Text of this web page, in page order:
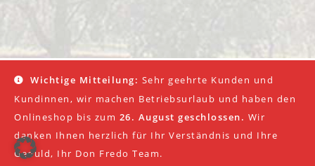
© 2026 Don Fredo |Impressum|AGB|Datenschutz
Wichtige Mitteilung: Sehr geehrte Kunden und
Kundinnen, wir machen Betriebsurlaub und haben den
Onlineshop bis zum 26. August geschlossen. Wir
danken Ihnen herzlich für Ihr Verständnis und Ihre
Geduld, Ihr Don Fredo Team.